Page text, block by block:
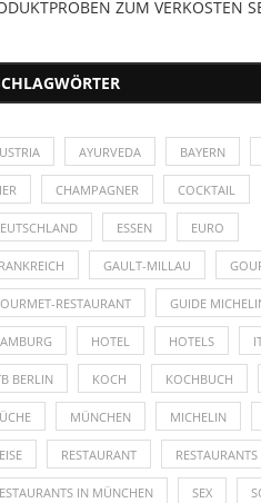
ZUM VERKOSTEN
AYURVEDA BAYERN
CHAMPAGNER COCKTAIL
ESSEN EURO
GAULT-MILLAU
RESTAURANT GUIDE
HOTEL HOTELS
BERLIN KOCH KOCHBUCH
MÜNCHEN MICHELIN
RESTAURANT RESTAURANTS
IN MÜNCHEN SEX